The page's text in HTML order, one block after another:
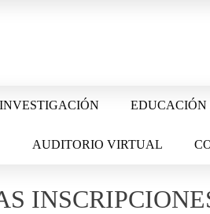
INVESTIGACIÓN
AUDITORIO VIRTUAL